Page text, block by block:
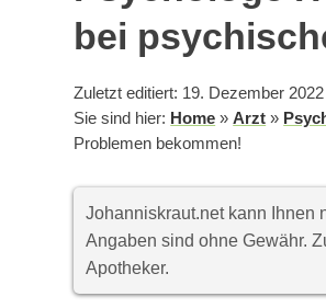
bei
Zuletzt editiert: 19. Dezember 2022
Sie sind hier: Home »Arzt »
Problemen bekommen!
Johanniskraut.net kann Ihnen
Angaben sind ohne Gewähr.
Apotheker.